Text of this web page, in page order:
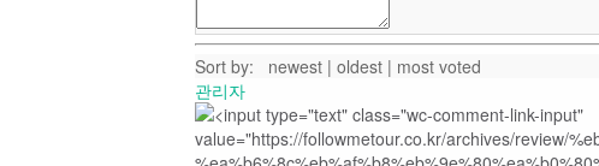
Sort by: newest | oldest | most voted
관리자